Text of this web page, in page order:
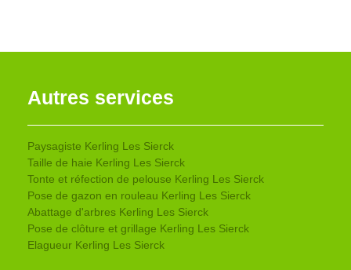
Autres services
Paysagiste Kerling Les Sierck
Taille de haie Kerling Les Sierck
Tonte et réfection de pelouse Kerling Les Sierck
Pose de gazon en rouleau Kerling Les Sierck
Abattage d'arbres Kerling Les Sierck
Pose de clôture et grillage Kerling Les Sierck
Elagueur Kerling Les Sierck